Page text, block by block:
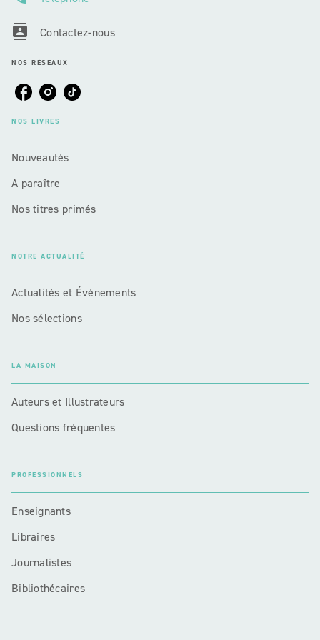
contacts Contactez-nous
NOS RÉSEAUX
NOS LIVRES
Nouveautés
A paraître
Nos titres primés
NOTRE ACTUALITÉ
Actualités et Événements
Nos sélections
LA MAISON
Auteurs et Illustrateurs
Questions fréquentes
PROFESSIONNELS
Enseignants
Libraires
Journalistes
Bibliothécaires